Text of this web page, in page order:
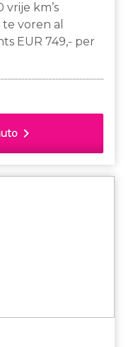
km’s
voren al
EUR 749,- per
in
Maserati Ghibli
enige witte
slechts EUR
chevron_right